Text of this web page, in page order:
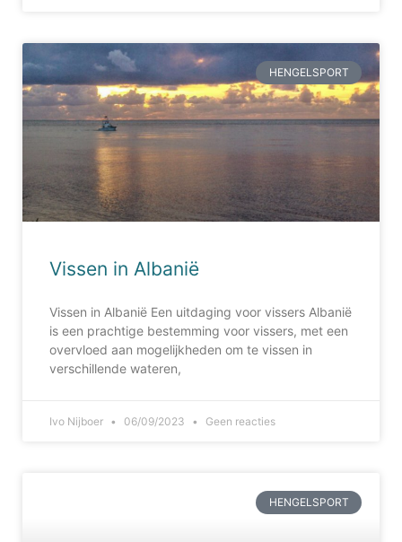
HENGELSPORT
Vissen in Albanië
Vissen in Albanië Een uitdaging voor vissers Albanië
is een prachtige bestemming voor vissers, met een
overvloed aan mogelijkheden om te vissen in
verschillende wateren,
Ivo Nijboer 06/09/2023 Geen reacties
HENGELSPORT